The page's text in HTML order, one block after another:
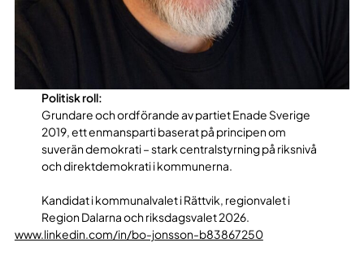
Politisk roll:
Grundare och ordförande av partiet Enade Sverige
2019, ett enmansparti baserat på principen om
suverän demokrati – stark centralstyrning på riksnivå
och direktdemokrati i kommunerna.
Kandidat i kommunalvalet i Rättvik, regionvalet i
Region Dalarna och riksdagsvalet 2026.
www.linkedin.com/in/bo-jonsson-b83867250